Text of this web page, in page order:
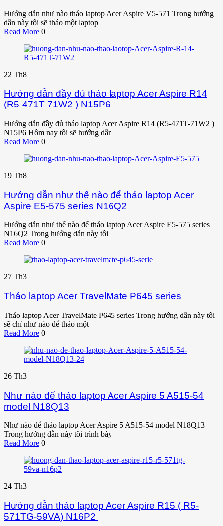
Hướng dẫn như nào tháo laptop Acer Aspire V5-571 Trong hướng
dẫn này tôi sẽ tháo một laptop
Read More 0
22 Th8
Hướng dẫn đầy đủ tháo laptop Acer Aspire R14
(R5-471T-71W2 ) N15P6
Hướng dẫn đầy đủ tháo laptop Acer Aspire R14 (R5-471T-71W2 )
N15P6 Hôm nay tôi sẽ hướng dẫn
Read More 0
19 Th8
Hướng dẫn như thế nào để tháo laptop Acer
Aspire E5-575 series N16Q2
Hướng dẫn như thế nào để tháo laptop Acer Aspire E5-575 series
N16Q2 Trong hướng dẫn này tôi
Read More 0
27 Th3
Tháo laptop Acer TravelMate P645 series
Tháo laptop Acer TravelMate P645 series Trong hướng dẫn này tôi
sẽ chỉ như nào để tháo một
Read More 0
26 Th3
Như nào để tháo laptop Acer Aspire 5 A515-54
model N18Q13
Như nào để tháo laptop Acer Aspire 5 A515-54 model N18Q13
Trong hướng dẫn này tôi trình bày
Read More 0
24 Th3
Hướng dẫn tháo laptop Acer Aspire R15 ( R5-
571TG-59VA) N16P2